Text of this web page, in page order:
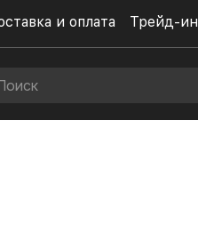
и оплата Трейд-ин